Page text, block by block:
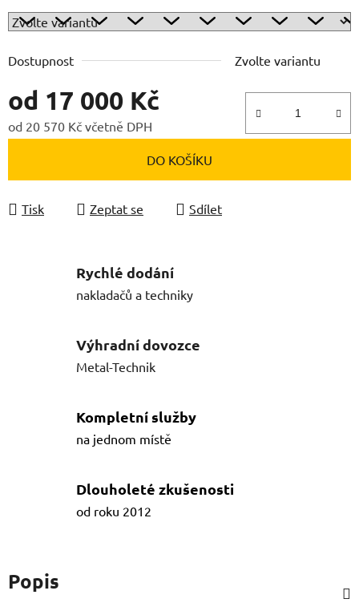
Dostupnost Zvolte variantu
od 17 000 Kč
od 20 570 Kč včetně DPH
DO KOŠÍKU
Tisk Zeptat se Sdílet
Rychlé dodání
nakladačů a techniky
Výhradní dovozce
Metal-Technik
Kompletní služby
na jednom místě
Dlouholeté zkušenosti
od roku 2012
Popis